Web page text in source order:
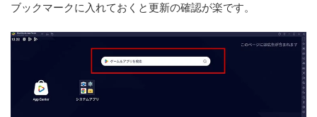
ブックマークに入れておくと更新の確認が楽です。